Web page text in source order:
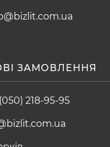
ЗАМОВЛЕННЯ
218-95-95